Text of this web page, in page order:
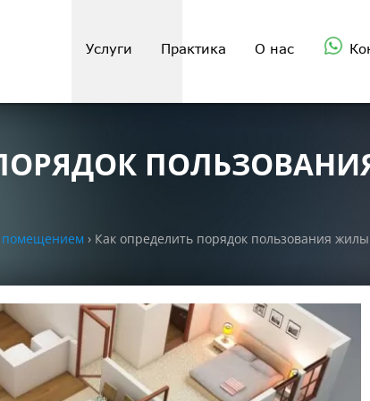
Услуги Практика О нас
помещением › Как определить порядок пользования